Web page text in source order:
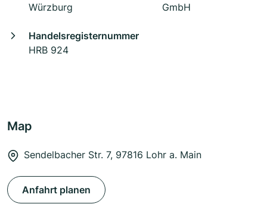
Würzburg
GmbH
Handelsregisternummer
HRB 924
Map
Sendelbacher Str. 7, 97816 Lohr a. Main
Anfahrt planen